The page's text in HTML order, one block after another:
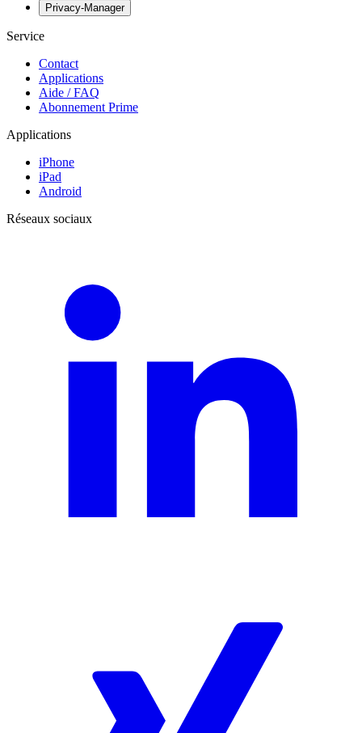
Privacy-Manager
Service
Contact
Applications
Aide / FAQ
Abonnement Prime
Applications
iPhone
iPad
Android
Réseaux sociaux